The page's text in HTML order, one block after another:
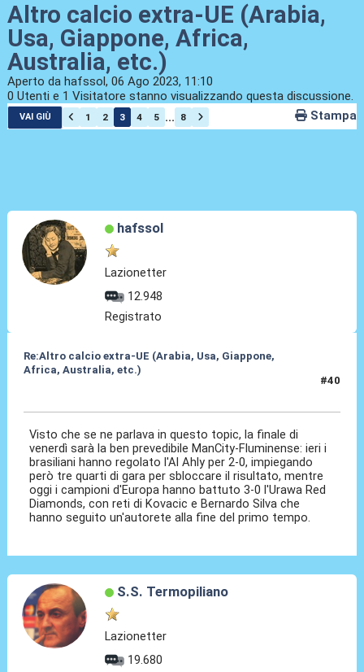
Altro calcio extra-UE (Arabia,
Usa, Giappone, Africa,
Australia, etc.)
Aperto da hafssol, 06 Ago 2023, 11:10
0 Utenti e 1 Visitatore stanno visualizzando questa discussione.
VAI GIÙ 1 2 3 4 5 ... 8 Stampa
hafssol
Lazionetter
12.948
Registrato
Re:Altro calcio extra-UE (Arabia, Usa, Giappone,
Africa, Australia, etc.)
#40
Visto che se ne parlava in questo topic, la finale di
venerdì sarà la ben prevedibile ManCity-Fluminense: ieri i
brasiliani hanno regolato l'Al Ahly per 2-0, impiegando
però tre quarti di gara per sbloccare il risultato, mentre
oggi i campioni d'Europa hanno battuto 3-0 l'Urawa Red
Diamonds, con reti di Kovacic e Bernardo Silva che
hanno seguito un'autorete alla fine del primo tempo.
S.S. Termopiliano
Lazionetter
19.680